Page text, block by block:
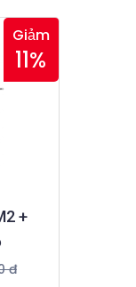
Giảm
11%
+
đ